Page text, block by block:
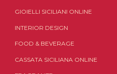
GIOIELLI SICILIANI ONLINE
INTERIOR DESIGN
FOOD & BEVERAGE
CASSATA SICILIANA ONLINE